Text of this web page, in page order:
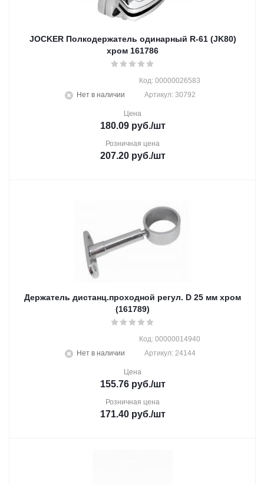
JOCKER Полкодержатель одинарный R-61 (JK80)
хром 161786
Нет в наличии
Код: 00000026583
Артикул: 30792
Цена
180.09руб./шт
Розничная цена
207.20руб./шт
Держатель дистанц.проходной регул. D 25 мм хром
(161789)
Нет в наличии
Код: 00000014940
Артикул: 24144
Цена
155.76руб./шт
Розничная цена
171.40руб./шт